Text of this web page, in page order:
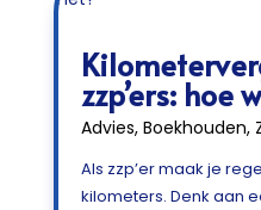
zzp’ers: hoe
Advies, Boekhouden,
Als zzp’er maak je
kilometers. Denk aan